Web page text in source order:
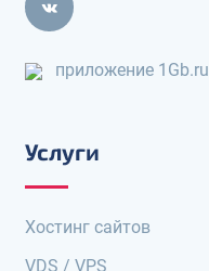
приложение 1Gb.ru
Услуги
Хостинг сайтов
VDS / VPS